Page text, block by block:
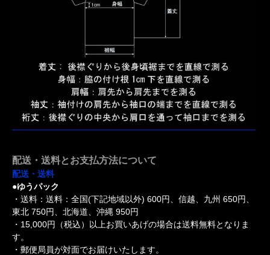
配送・送料とお支払方法について
配送・送料
●ゆうパック
・送料：送料：全国(下記地域以外) 600円、信越、九州 650円、
東北 750円、北海道、沖縄 950円
・15,000円（税込）以上お買いあげの場合は送料無料となりま
す。
・郵便局員が対面でお届けいたします。